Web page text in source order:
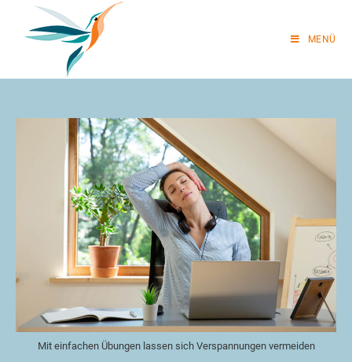
MENÜ
Mit einfachen Übungen lassen sich Verspannungen vermeiden